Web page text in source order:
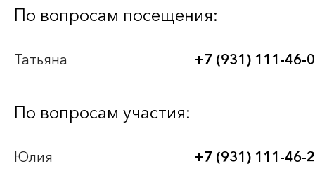
Bee-Together 21 (2026)
BEE-TOGETHER.KG 3-я Международная
По вопросам посещения:
Татьяна +7 (931) 111-46-
По вопросам участия:
Юлия +7 (931) 111-46-